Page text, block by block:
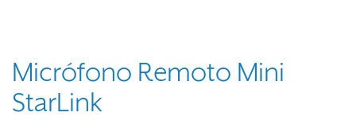
Micrófono Remoto Mini
StarLink